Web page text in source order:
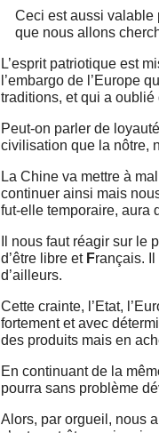
Ceci est aussi valable
que nous allons
L’esprit patriotique est
l’embargo de l’Europe
traditions, et qui a oublié
Peut-on parler de
civilisation que la nôtre,
La Chine va mettre à
continuer ainsi mais
fut-elle temporaire, aura
Il nous faut réagir sur le
d’être libre et Français.
d’ailleurs.
Cette crainte, l’Etat,
fortement et avec
des produits mais en
En continuant de la
pourra sans problème
Alors, par orgueil, nous